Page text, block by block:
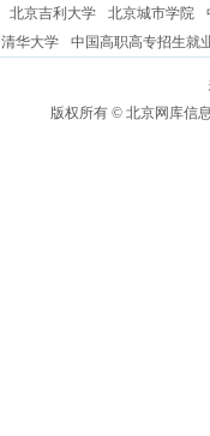
北京吉利大学 北京城市学院
清华大学 中国高职高专招生就
版权所有 © 北京网库信